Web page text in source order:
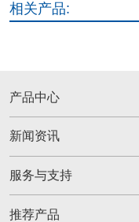
相关产品:
产品中心
新闻资讯
服务与支持
推荐产品